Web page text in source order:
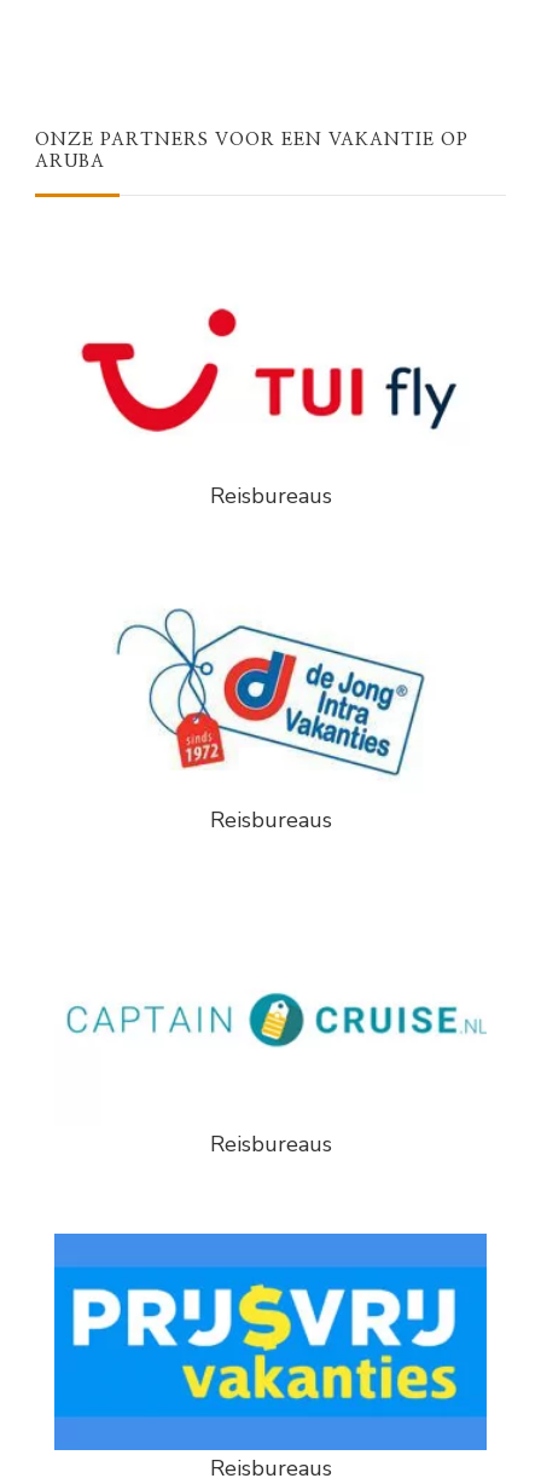
ONZE PARTNERS VOOR EEN VAKANTIE OP
ARUBA
Reisbureaus
Reisbureaus
Reisbureaus
Reisbureaus